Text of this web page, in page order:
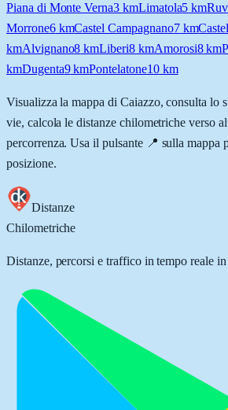
Piana di Monte Verna3 kmLimatola5 km
Morrone6kmCastel Campagnano7km
kmAlvignano8 kmLiberi8kmAmorosi8km
kmDugenta9kmPontelatone10km
Visualizza la mappa di Caiazzo, consulta lo
vie, calcola le distanze chilometriche verso
percorrenza. Usa il pulsante 📍 sulla mappa
posizione.
Distanze
Chilometriche
Distanze, percorsi e traffico in tempo reale